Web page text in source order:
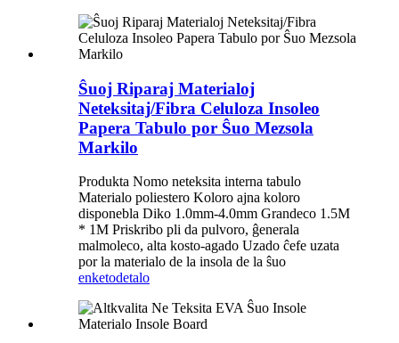
Ŝuoj Riparaj Materialoj
Neteksitaj/Fibra Celuloza Insoleo
Papera Tabulo por Ŝuo Mezsola
Markilo
Produkta Nomo neteksita interna tabulo
Materialo poliestero Koloro ajna koloro
disponebla Diko 1.0mm-4.0mm Grandeco 1.5M
* 1M Priskribo pli da pulvoro, ĝenerala
malmoleco, alta kosto-agado Uzado ĉefe uzata
por la materialo de la insola de la ŝuo
enketodetalo